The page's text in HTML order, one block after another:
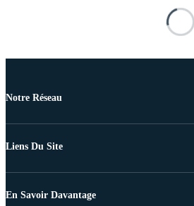
Notre Réseau
Liens Du Site
En Savoir Davantage